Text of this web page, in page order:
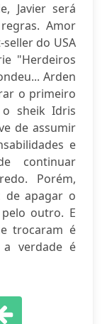
Javier será
Amor
do USA
"Herdeiros
Arden
o primeiro
sheik Idris
de assumir
e
continuar
Porém,
de apagar o
outro. E
trocaram é
verdade é